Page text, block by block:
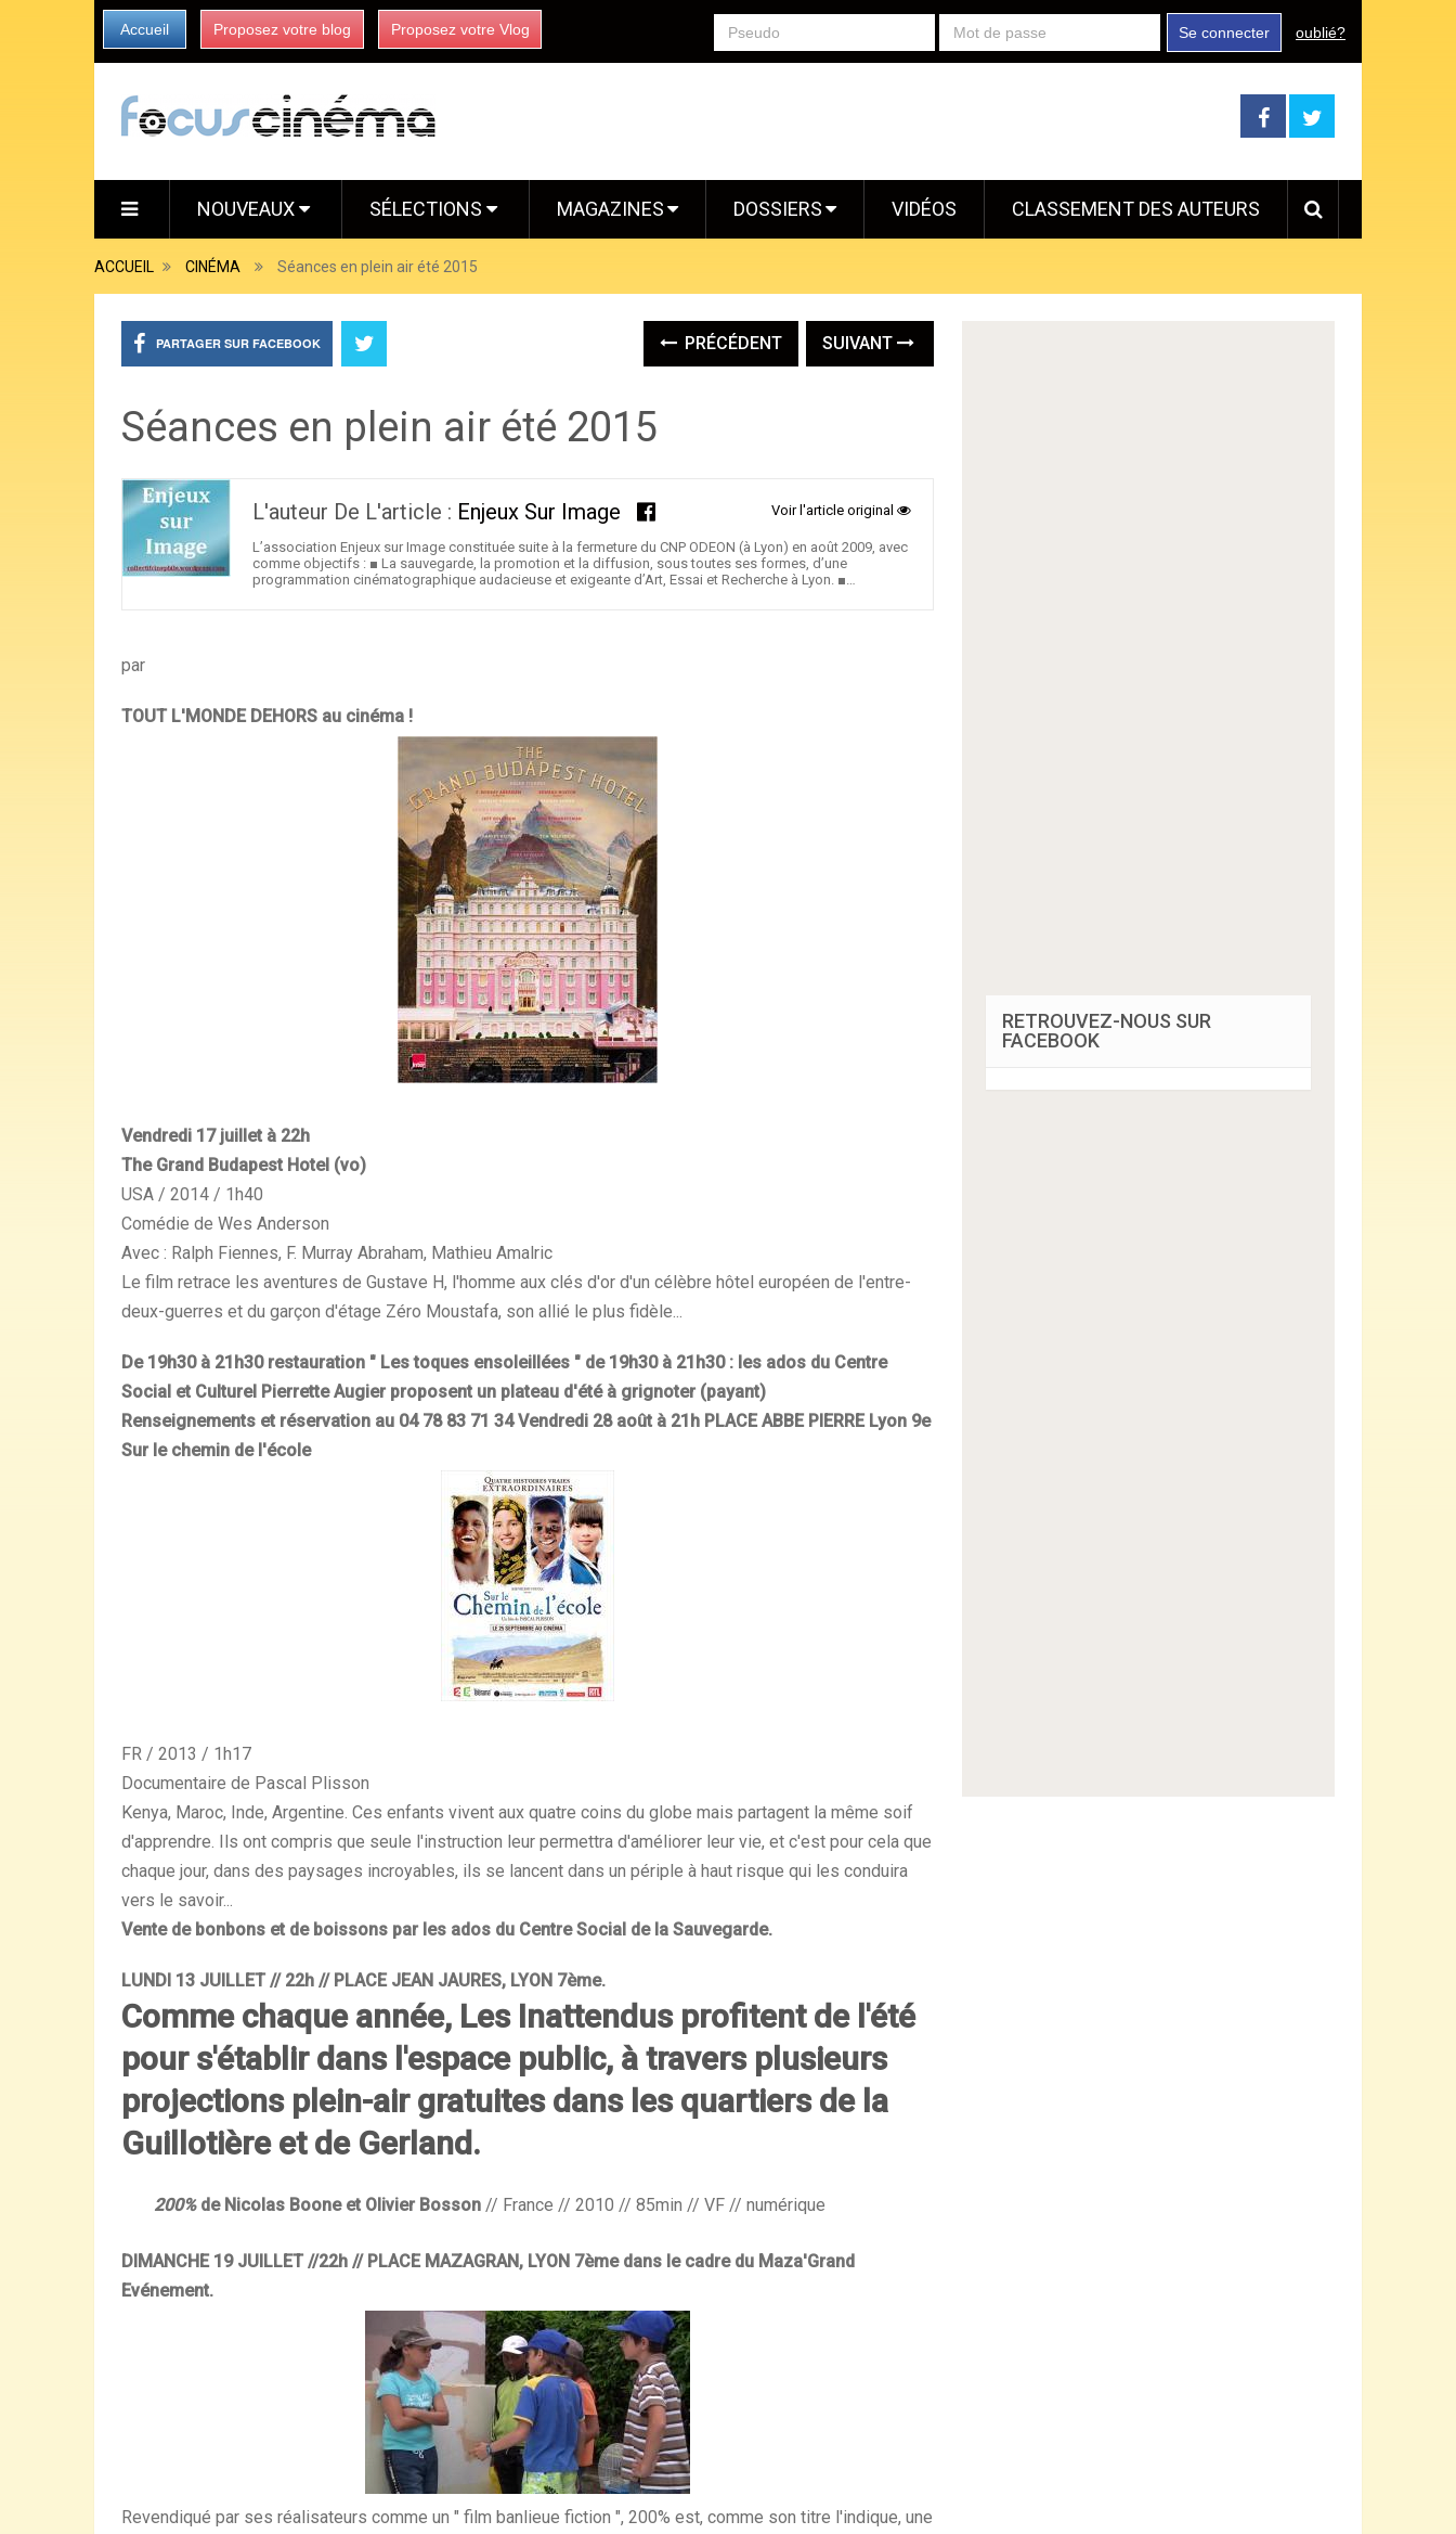
Accueil Proposez votre blog Proposez votre Vlog Se connecter oublié?
NOUVEAUX SÉLECTIONS MAGAZINES DOSSIERS VIDÉOS CLASSEMENT DES AUTEURS
ACCUEIL CINÉMA Séances en plein air été 2015
PARTAGER SUR FACEBOOK PRÉCÉDENT SUIVANT
Séances en plein air été 2015
L'auteur De L'article : Enjeux Sur Image Voir l'article original
L’association Enjeux sur Image constituée suite à la fermeture du CNP ODEON (à Lyon) en août 2009, avec
comme objectifs : ■ La sauvegarde, la promotion et la diffusion, sous toutes ses formes, d’une
programmation cinématographique audacieuse et exigeante d’Art, Essai et Recherche à Lyon. ■…
par
TOUT L'MONDE DEHORS au cinéma !
Vendredi 17 juillet à 22h
The Grand Budapest Hotel (vo)
USA / 2014 / 1h40
Comédie de Wes Anderson
Avec : Ralph Fiennes, F. Murray Abraham, Mathieu Amalric
Le film retrace les aventures de Gustave H, l'homme aux clés d'or d'un célèbre hôtel européen de l'entre-
deux-guerres et du garçon d'étage Zéro Moustafa, son allié le plus fidèle...
De 19h30 à 21h30 restauration " Les toques ensoleillées " de 19h30 à 21h30 : les ados du Centre
Social et Culturel Pierrette Augier proposent un plateau d'été à grignoter (payant)
Renseignements et réservation au 04 78 83 71 34 Vendredi 28 août à 21h PLACE ABBE PIERRE Lyon 9e
Sur le chemin de l'école
FR / 2013 / 1h17
Documentaire de Pascal Plisson
Kenya, Maroc, Inde, Argentine. Ces enfants vivent aux quatre coins du globe mais partagent la même soif
d'apprendre. Ils ont compris que seule l'instruction leur permettra d'améliorer leur vie, et c'est pour cela que
chaque jour, dans des paysages incroyables, ils se lancent dans un périple à haut risque qui les conduira
vers le savoir...
Vente de bonbons et de boissons par les ados du Centre Social de la Sauvegarde.
LUNDI 13 JUILLET // 22h // PLACE JEAN JAURES, LYON 7ème.
Comme chaque année, Les Inattendus profitent de l'été
pour s'établir dans l'espace public, à travers plusieurs
projectionsplein-air gratuites dans les quartiers de la
Guillotière et de Gerland.
200%de Nicolas Boone et Olivier Bosson // France // 2010 // 85min // VF // numérique
DIMANCHE 19 JUILLET //22h // PLACE MAZAGRAN, LYON 7ème dans le cadre du Maza'Grand
Evénement.
Revendiqué par ses réalisateurs comme un " film banlieue fiction ", 200% est, comme son titre l'indique, une
RETROUVEZ-NOUS SUR
FACEBOOK